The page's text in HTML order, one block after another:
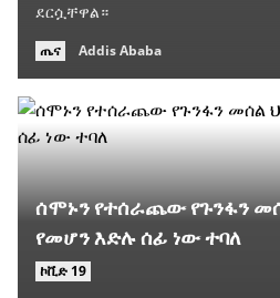
ደርሷቸዋል።
ጤና Addis Ababa
ሰሞኑን የተሰራጨው የጉንፋን
የመሆን እድሉ ሰፊ ነው ተባለ
ኮቪድ 19